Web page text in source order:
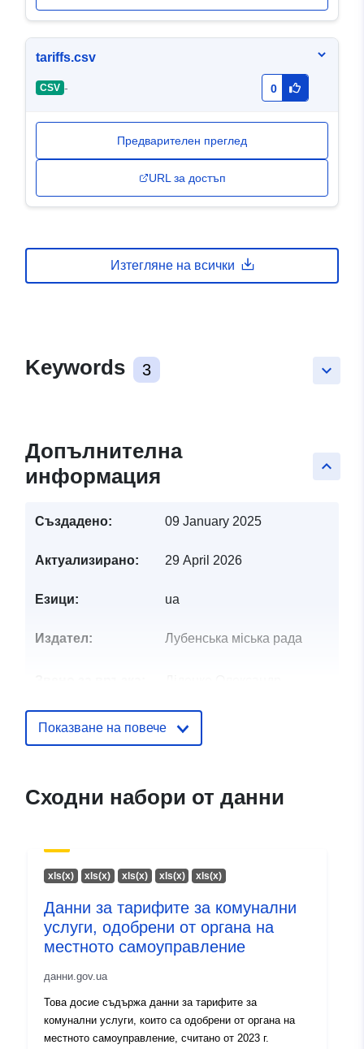
tariffs.csv
CSV - 0
Предварителен преглед
URL за достъп
Изтегляне на всички
keyboard_arrow_down
Keywords 3
keyboard_arrow_up
Допълнителна
информация
Създадено: 09 January 2025
Актуализирано: 29 April 2026
Езици: ua
Издател: Лубенська міська рада
Имейл:
mailto:vkg_lubnirada@ukr.net
запис:
July 2026
и:
317f00eb9b2a
uriRef:
http://data.europa.eu/88u/dataset/
Информация за
версията:
1.0
Показване на повече
Сходни набори от данни
xls(x) xls(x) xls(x) xls(x) xls(x)
Данни за тарифите за комунални
услуги, одобрени от органа на
местното самоуправление
данни.gov.ua
Това досие съдържа данни за тарифите за
комунални услуги, които са одобрени от органа на
местното самоуправление, считано от 2023 г.